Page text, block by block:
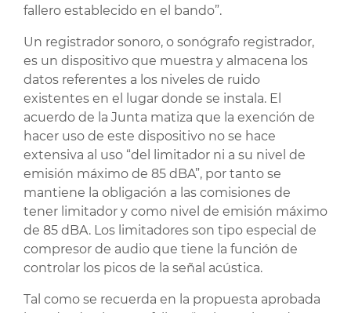
fallero establecido en el bando”.
Un registrador sonoro, o sonógrafo registrador,
es un dispositivo que muestra y almacena los
datos referentes a los niveles de ruido
existentes en el lugar donde se instala. El
acuerdo de la Junta matiza que la exención de
hacer uso de este dispositivo no se hace
extensiva al uso “del limitador ni a su nivel de
emisión máximo de 85 dBA”, por tanto se
mantiene la obligación a las comisiones de
tener limitador y como nivel de emisión máximo
de 85 dBA. Los limitadores son tipo especial de
compresor de audio que tiene la función de
controlar los picos de la señal acústica.
Tal como se recuerda en la propuesta aprobada